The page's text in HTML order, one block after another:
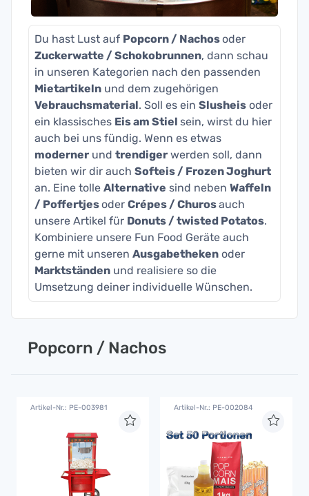
Du hast Lust auf Popcorn / Nachosoder
Zuckerwatte / Schokobrunnen, dann schau
in unseren Kategorien nach den passenden
Mietartikeln und dem zugehörigen
Vebrauchsmaterial. Soll es ein Slusheis oder
ein klassisches Eis am Stiel sein, wirst du hier
auch bei uns fündig. Wenn es etwas
moderner und trendiger werden soll, dann
bieten wir dir auch Softeis / Frozen Joghurt
an. Eine tolle Alternative sind neben Waffeln
/ Poffertjesoder Crépes / Churosauch
unsere Artikel für Donuts / twisted Potatos.
Kombiniere unsere Fun Food Geräte auch
gerne mit unseren Ausgabetheken oder
Marktständen und realisiere so die
Umsetzung deiner individuelle Wünschen.
Popcorn / Nachos
Artikel-Nr.: PE-003981 Artikel-Nr.: PE-002084